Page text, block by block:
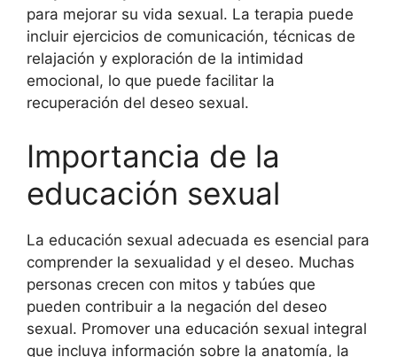
para mejorar su vida sexual. La terapia puede
incluir ejercicios de comunicación, técnicas de
relajación y exploración de la intimidad
emocional, lo que puede facilitar la
recuperación del deseo sexual.
Importancia de la
educación sexual
La educación sexual adecuada es esencial para
comprender la sexualidad y el deseo. Muchas
personas crecen con mitos y tabúes que
pueden contribuir a la negación del deseo
sexual. Promover una educación sexual integral
que incluya información sobre la anatomía, la